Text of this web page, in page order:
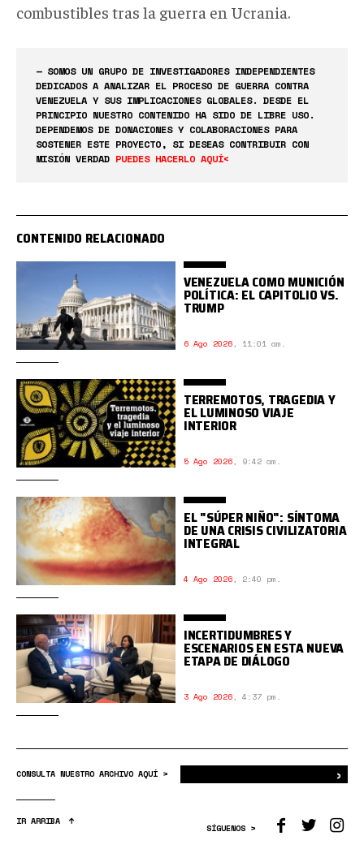
combustibles tras la guerra en Ucrania.
— SOMOS UN GRUPO DE INVESTIGADORES INDEPENDIENTES
DEDICADOS A ANALIZAR EL PROCESO DE GUERRA CONTRA
VENEZUELA Y SUS IMPLICACIONES GLOBALES. DESDE EL
PRINCIPIO NUESTRO CONTENIDO HA SIDO DE LIBRE USO.
DEPENDEMOS DE DONACIONES Y COLABORACIONES PARA
SOSTENER ESTE PROYECTO, SI DESEAS CONTRIBUIR CON
MISIÓN VERDAD PUEDES HACERLO AQUÍ<
CONTENIDO RELACIONADO
VENEZUELA COMO MUNICIÓN
POLÍTICA: EL CAPITOLIO VS.
TRUMP
6 Ago 2026, 11:01 am.
TERREMOTOS, TRAGEDIA Y
EL LUMINOSO VIAJE
INTERIOR
5 Ago 2026, 9:42 am.
EL "SÚPER NIÑO": SÍNTOMA
DE UNA CRISIS CIVILIZATORIA
INTEGRAL
4 Ago 2026, 2:40 pm.
INCERTIDUMBRES Y
ESCENARIOS EN ESTA NUEVA
ETAPA DE DIÁLOGO
3 Ago 2026, 4:37 pm.
CONSULTA NUESTRO ARCHIVO AQUÍ > ›
IR ARRIBA
SÍGUENOS >